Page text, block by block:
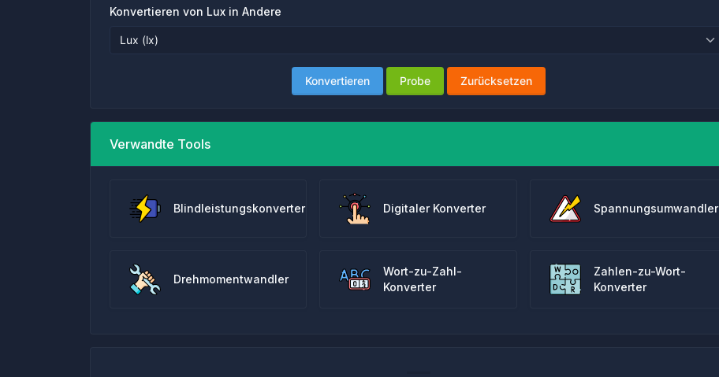
Konvertieren von Lux in Andere
Konvertieren Probe Zurücksetzen
Verwandte Tools
Blindleistungskonverter Digitaler Konverter Spannungsumwandler
Drehmomentwandler
Wort-zu-Zahl-
Konverter
Zahlen-zu-Wort-
Konverter